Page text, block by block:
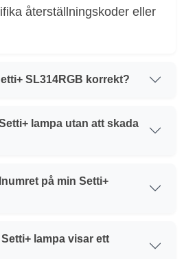
återställningskoder eller
SL314RGB korrekt?
lampa utan att skada
på min Setti+
lampa visar ett